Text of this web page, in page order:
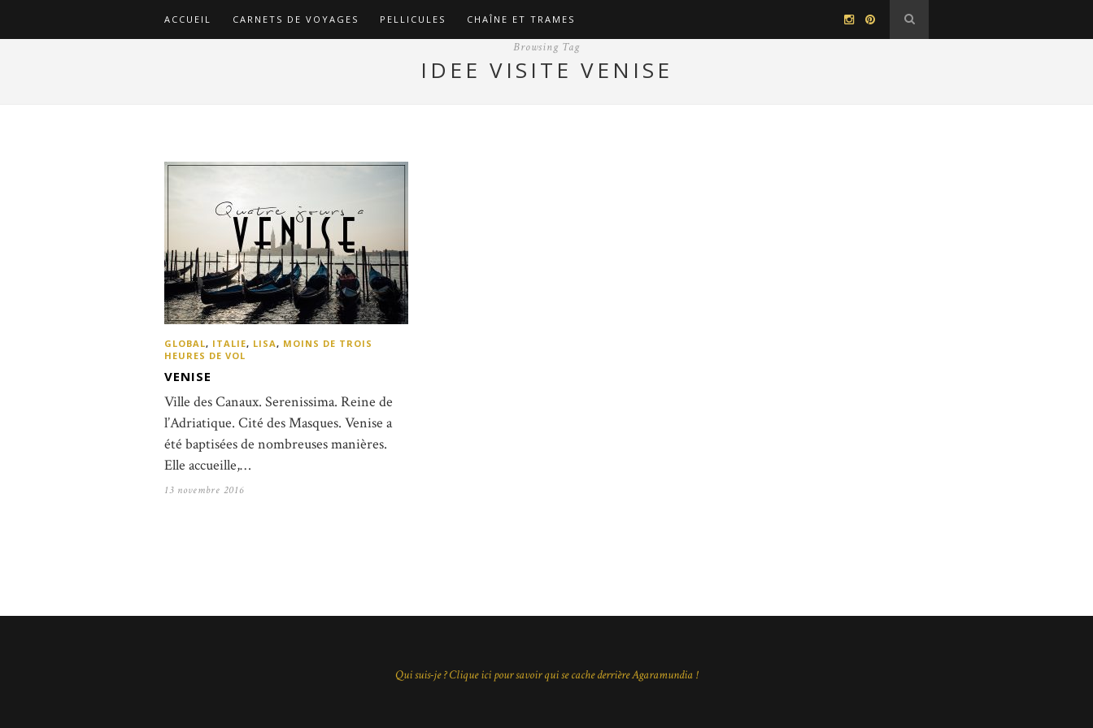
ACCUEIL CARNETS DE VOYAGES PELLICULES CHAÎNE ET TRAMES
Browsing Tag
IDEE VISITE VENISE
GLOBAL, ITALIE, LISA, MOINS DE TROIS
HEURES DE VOL
VENISE
Ville des Canaux. Serenissima. Reine de
l’Adriatique. Cité des Masques. Venise a
été baptisées de nombreuses manières.
Elle accueille,…
13 novembre 2016
Qui suis-je ? Clique ici pour savoir qui se cache derrière Agaramundia !